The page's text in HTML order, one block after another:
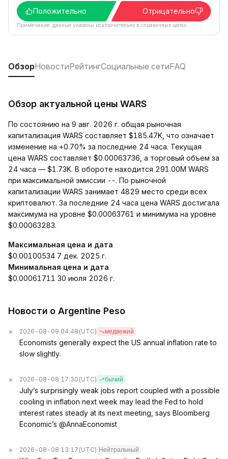
Положительно
Отрицательно
Примечание: данные указаны исключительно в справочных целях.
ОбзорНовостиРейтингСоциальные сетиFAQ
Обзор актуальной цены WARS
По состоянию на 9 авг. 2026 г. общая рыночная
капитализация WARS составляет $185.47K, что означает
изменение на +0.70% за последние 24 часа. Текущая
цена WARS составляет $0.00063736, а торговый объем за
24 часа — $1.73K. В обороте находится 291.00M WARS
при максимальной эмиссии --. По рыночной
капитализации WARS занимает 4829 место среди всех
криптовалют. За последние 24 часа цена WARS достигала
максимума на уровне $0.00063761 и минимума на уровне
$0.00063283.
Максимальная цена и дата
$0.00100534 7 дек. 2025 г.
Минимальная цена и дата
$0.00061711 30 июля 2026 г.
Новости о Argentine Peso
2026-08-09 04:48 (UTC) медвежий
Economists generally expect the US annual inflation rate to
slow slightly.
2026-08-08 17:30 (UTC) бычий
July’s surprisingly weak jobs report coupled with a possible
cooling in inflation next week may lead the Fed to hold
interest rates steady at its next meeting, says Bloomberg
Economic’s @AnnaEconomist
2026-08-08 13:17 (UTC) Нейтральный